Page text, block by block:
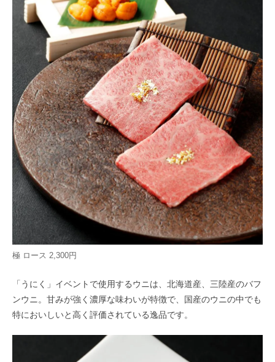
極 ロース 2,300円
「うにく」イベントで使用するウニは、北海道産、三陸産のバフ
ンウニ。甘みが強く濃厚な味わいが特徴で、国産のウニの中でも
特においしいと高く評価されている逸品です。